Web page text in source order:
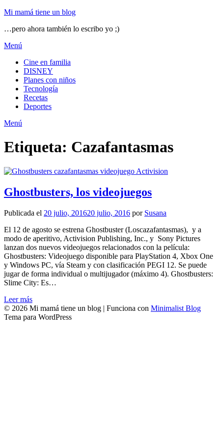
Mi mamá tiene un blog
…pero ahora también lo escribo yo ;)
Menú
Cine en familia
DISNEY
Planes con niños
Tecnología
Recetas
Deportes
Menú
Etiqueta: Cazafantasmas
Ghostbusters, los videojuegos
Publicada el 20 julio, 201620 julio, 2016 por Susana
El 12 de agosto se estrena Ghostbuster (Loscazafantasmas), y a
modo de aperitivo, Activision Publishing, Inc., y Sony Pictures
lanzan dos nuevos videojuegos relacionados con la película:
Ghostbusters: Videojuego disponible para PlayStation 4, Xbox One
y Windows PC, vía Steam y con clasificación PEGI 12. Se puede
jugar de forma individual o multijugador (máximo 4). Ghostbusters:
Slime City: Es…
Leer más
© 2026 Mi mamá tiene un blog | Funciona con Minimalist Blog
Tema para WordPress